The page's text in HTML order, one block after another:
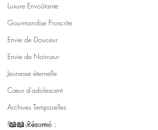
Luxure Envoûtante
Gourmandise Proscrite
Envie de Douceur
Envie de Noirceur
Jeunesse éternelle
Cœur d'adolescent
Archives Temporelles
Folie Lycéenne
📖📖 Résumé :